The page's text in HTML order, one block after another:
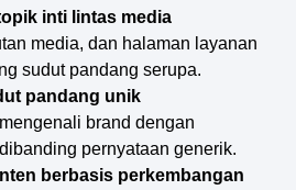
inti lintas media
media, dan halaman layanan
sudut pandang serupa.
pandang unik
brand dengan
pernyataan generik.
berbasis perkembangan